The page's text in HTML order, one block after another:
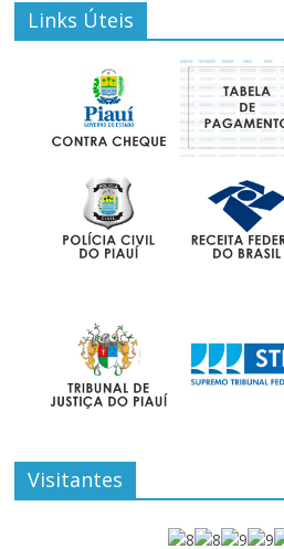
Links Úteis
Visitantes